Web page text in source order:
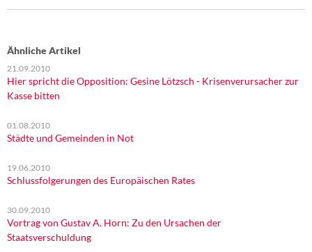
Ähnliche Artikel
21.09.2010
Hier spricht die Opposition: Gesine Lötzsch - Krisenverursacher zur
Kasse bitten
01.08.2010
Städte und Gemeinden in Not
19.06.2010
Schlussfolgerungen des Europäischen Rates
30.09.2010
Vortrag von Gustav A. Horn: Zu den Ursachen der
Staatsverschuldung